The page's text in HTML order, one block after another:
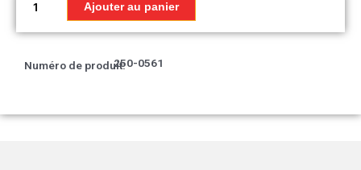
Marquage,
capuchon
Ajouter au panier
Numéro de produit:250-0561